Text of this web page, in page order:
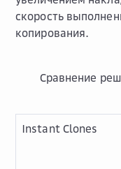
скорость
копирования.
Сравнение
Instant Clones